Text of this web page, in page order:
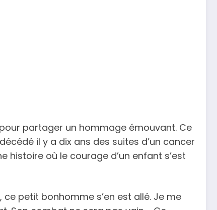
partager un hommage émouvant. Ce
il y a dix ans des suites d’un cancer
où le courage d’un enfant s’est
petit bonhomme s’en est allé. Je me